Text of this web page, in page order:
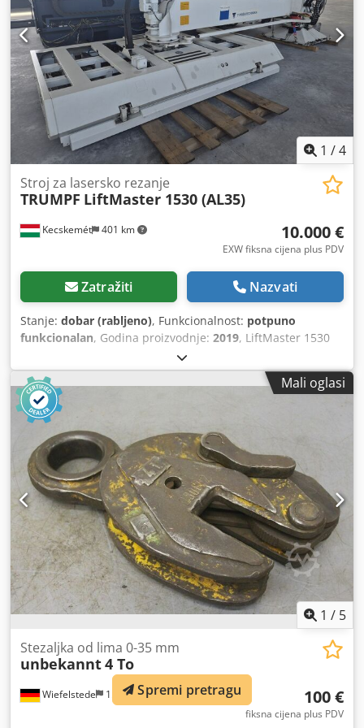
1 /4
Kecskemét 401 km
Stroj za lasersko rezanje
TRUMPF LiftMaster 1530 (AL35)
10.000 €
EXW fiksna cijena plus PDV
Zatražiti Nazvati
Stanje: dobar (rabljeno), Funkcionalnost: potpuno
funkcionalan, Godina proizvodnje: 2019, LiftMaster 1530
uređaj za utovar i istovar, prodaje se zbog neiskorištenosti.
Bio priključen na L20 CO2 laser. Chjdpfjzdiwmjx Aiqja
Mali oglasi
1 / 5
Wiefelstede 1.042 km
Stezaljka od lima 0-35 mm
unbekannt4 To
100 €
fiksna cijena plus PDV
Spremi pretragu